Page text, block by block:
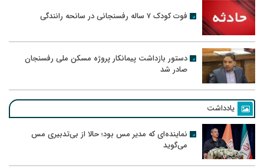
فوت کودک ۷ ساله رفسنجانی در سانحه رانندگی
دستور بازداشت پیمانکار پروژه مسکن ملی رفسنجان
صادر شد
یادداشت
نماینده‌ای که مدیر مس بود؛ حالا از بی‌تدبیری مس
می‌گوید